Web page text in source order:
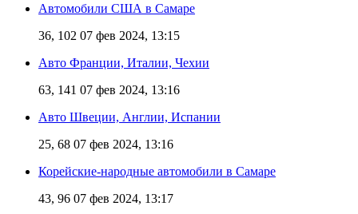
Автомобили США в Самаре
36, 102 07 фев 2024, 13:15
Авто Франции, Италии, Чехии
63, 141 07 фев 2024, 13:16
Авто Швеции, Англии, Испании
25, 68 07 фев 2024, 13:16
Корейские-народные автомобили в Самаре
43, 96 07 фев 2024, 13:17